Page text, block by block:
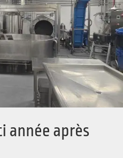
année après